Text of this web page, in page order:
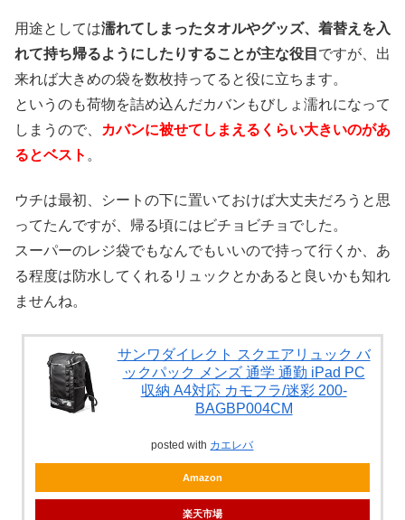
用途としては濡れてしまったタオルやグッズ、着替えを入
れて持ち帰るようにしたりすることが主な役目 ですが、出
来れば大きめの袋を数枚持ってると役に立ちます。
というのも荷物を詰め込んだカバンもびしょ濡れになって
しまうので、
カバンに被せてしまえるくらい大きいのがあ
るとベスト 。
ウチは最初、シートの下に置いておけば大丈夫だろうと思
ってたんですが、帰る頃にはビチョビチョでした。
スーパーのレジ袋でもなんでもいいので持って行くか、あ
る程度は防水してくれるリュックとかあると良いかも知れ
ませんね。
サンワダイレクト スクエアリュック バ
ックパック メンズ 通学 通勤 iPad PC
収納 A4対応 カモフラ/迷彩 200-
BAGBP004CM
posted with カエレバ
Amazon
楽天市場